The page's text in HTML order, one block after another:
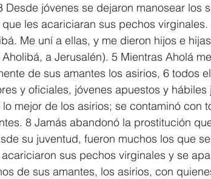
1 Peter/1 Pedro Psalm 23/Salmo 23
Revelation/Apocalipsis Potpourri/Popurrí
Desde jóvenes se dejaron manosear los
les acariciaran sus pechos
Me uní a ellas, y me dieron hijos e
a Jerusalén). 5 Mientras Aholá
de sus amantes los asirios, 6 todos
y oficiales, jóvenes apuestos y hábiles
mejor de los asirios; se contaminó con
8 Jamás abandonó la prostitución
su juventud, fueron muchos los que
sus pechos virginales y se
de sus amantes, los asirios, con